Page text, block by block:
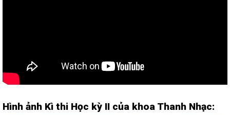
Hình ảnh Kì thi Học kỳ II của khoa Thanh Nhạc: